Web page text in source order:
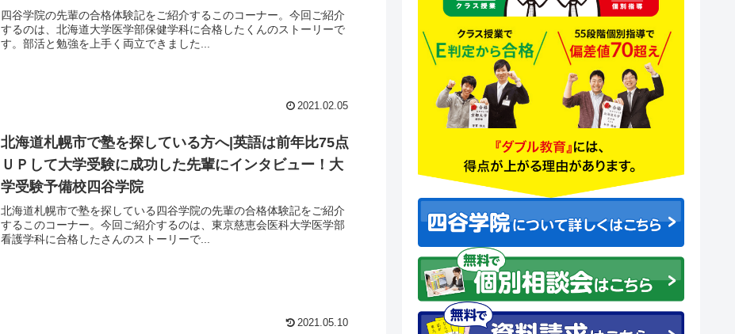
四谷学院の先輩の合格体験記をご紹介するこのコーナー。今回ご紹介
するのは、北海道大学医学部保健学科に合格したくんのストーリーで
す。部活と勉強を上手く両立できました...
2021.02.05
北海道札幌市で塾を探している方へ|英語は前年比75点
ＵＰして大学受験に成功した先輩にインタビュー！大
学受験予備校四谷学院
北海道札幌市で塾を探している四谷学院の先輩の合格体験記をご紹介
するこのコーナー。今回ご紹介するのは、東京慈恵会医科大学医学部
看護学科に合格したさんのストーリーで...
2021.05.10